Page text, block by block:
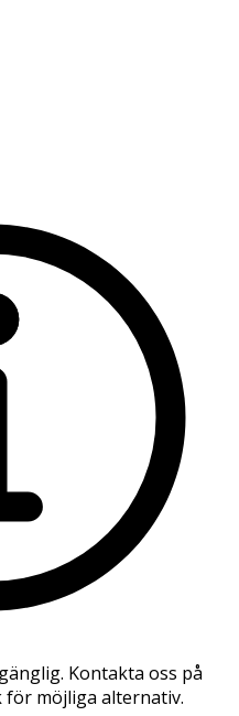
Kontakta oss på
möjliga alternativ.